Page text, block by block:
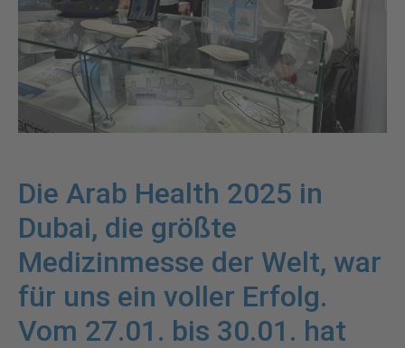
Die Arab Health 2025 in
Dubai, die größte
Medizinmesse der Welt, war
für uns ein voller Erfolg.
Vom 27.01. bis 30.01. hat